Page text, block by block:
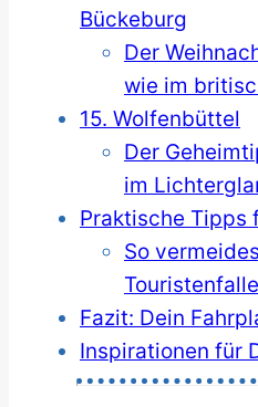
Bückeburg
Der
wie im
15. Wolfenbüttel
Der
im
Praktische Tipps
So
Fazit: Dein
Inspirationen für